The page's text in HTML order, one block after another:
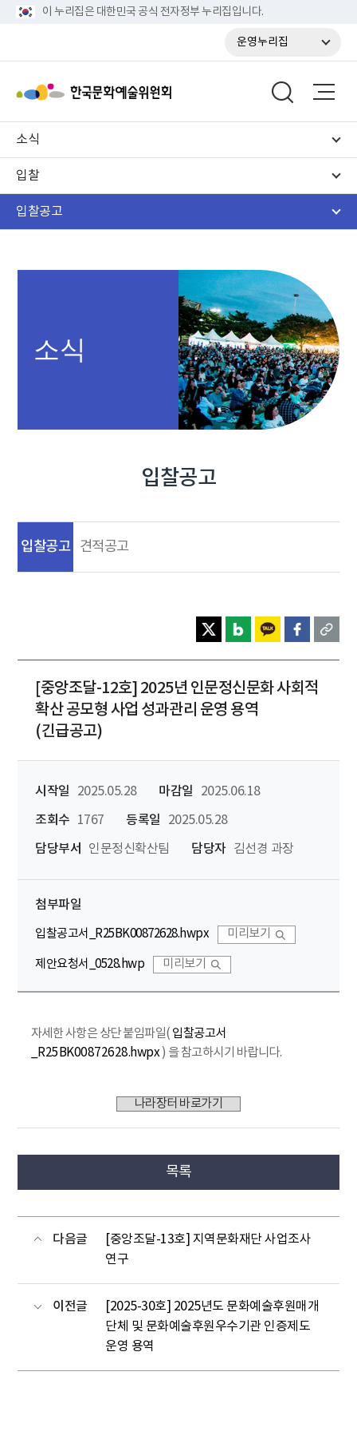
이 누리집은 대한민국 공식 전자정부 누리집입니다.
운영누리집
소식
입찰
입찰공고
소식
입찰공고
입찰공고 견적공고
[중앙조달-12호] 2025년 인문정신문화 사회적
확산 공모형 사업 성과관리 운영 용역
(긴급공고)
시작일 2025.05.28 마감일
2025.06.18
조회수
1767 등록일
2025.05.28
담당부서
인문정신확산팀 담당자 김선경 과장
첨부파일
입찰공고서_R25BK00872628.hwpx 미리보기
제안요청서_0528.hwp 미리보기
자세한 사항은 상단 붙임파일( 입찰공고서
_R25BK00872628.hwpx) 을 참고하시기 바랍니다.
나라장터 바로가기
목록
다음글
[중앙조달-13호] 지역문화재단 사업조사
연구
이전글
[2025-30호] 2025년도 문화예술후원매개
단체 및 문화예술후원우수기관 인증제도
운영 용역